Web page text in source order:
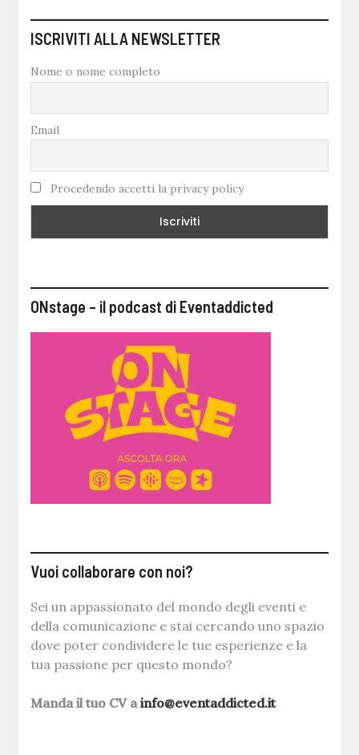
ISCRIVITI ALLA NEWSLETTER
Nome o nome completo
Email
Procedendo accetti la privacy policy
ONstage – il podcast di Eventaddicted
Vuoi collaborare con noi?
Sei un appassionato del mondo degli eventi e
della comunicazione e stai cercando uno spazio
dove poter condividere le tue esperienze e la
tua passione per questo mondo?
Manda il tuo CV ainfo@eventaddicted.it